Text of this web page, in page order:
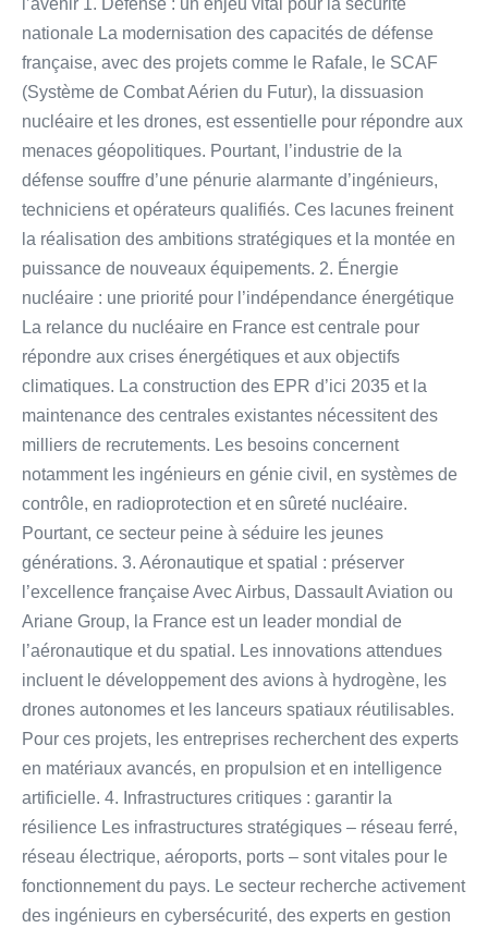
nationale La modernisation des capacités de défense
française, avec des projets comme le Rafale, le SCAF
(Système de Combat Aérien du Futur), la dissuasion
nucléaire et les drones, est essentielle pour répondre aux
menaces géopolitiques. Pourtant, l’industrie de la
défense souffre d’une pénurie alarmante d’ingénieurs,
techniciens et opérateurs qualifiés. Ces lacunes freinent
la réalisation des ambitions stratégiques et la montée en
puissance de nouveaux équipements. 2. Énergie
nucléaire : une priorité pour l’indépendance énergétique
La relance du nucléaire en France est centrale pour
répondre aux crises énergétiques et aux objectifs
climatiques. La construction des EPR d’ici 2035 et la
maintenance des centrales existantes nécessitent des
milliers de recrutements. Les besoins concernent
notamment les ingénieurs en génie civil, en systèmes de
contrôle, en radioprotection et en sûreté nucléaire.
Pourtant, ce secteur peine à séduire les jeunes
générations. 3. Aéronautique et spatial : préserver
l’excellence française Avec Airbus, Dassault Aviation ou
Ariane Group, la France est un leader mondial de
l’aéronautique et du spatial. Les innovations attendues
incluent le développement des avions à hydrogène, les
drones autonomes et les lanceurs spatiaux réutilisables.
Pour ces projets, les entreprises recherchent des experts
en matériaux avancés, en propulsion et en intelligence
artificielle. 4. Infrastructures critiques : garantir la
résilience Les infrastructures stratégiques – réseau ferré,
réseau électrique, aéroports, ports – sont vitales pour le
fonctionnement du pays. Le secteur recherche activement
des ingénieurs en cybersécurité, des experts en gestion